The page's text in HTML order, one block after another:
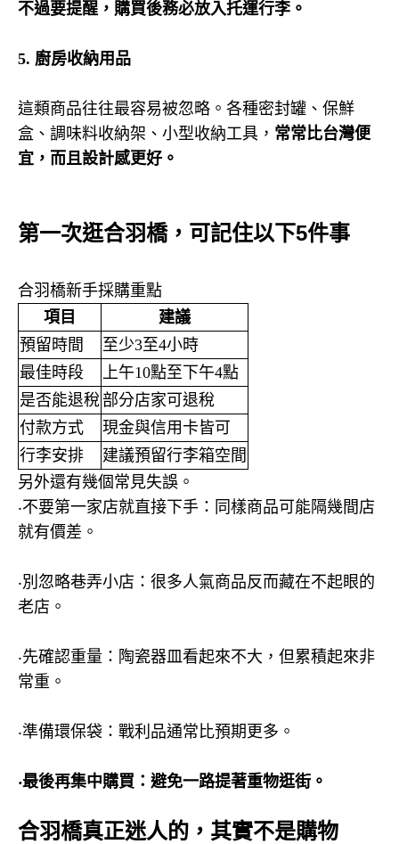
不過要提醒，購買後務必放入托運行李。
5. 廚房收納用品
這類商品往往最容易被忽略。各種密封罐、保鮮
盒、調味料收納架、小型收納工具， 常常比台灣便
宜，而且設計感更好。
第一次逛合羽橋，可記住以下5件事
合羽橋新手採購重點
項目
建議
預留時間
至少3至4小時
最佳時段
上午10點至下午4點
是否能退稅 部分店家可退稅
付款方式
現金與信用卡皆可
行李安排
建議預留行李箱空間
另外還有幾個常見失誤。
‧不要第一家店就直接下手：同樣商品可能隔幾間店
就有價差。
‧別忽略巷弄小店：很多人氣商品反而藏在不起眼的
老店。
‧先確認重量：陶瓷器皿看起來不大，但累積起來非
常重。
‧準備環保袋：戰利品通常比預期更多。
‧最後再集中購買：避免一路提著重物逛街。
合羽橋真正迷人的，其實不是購物